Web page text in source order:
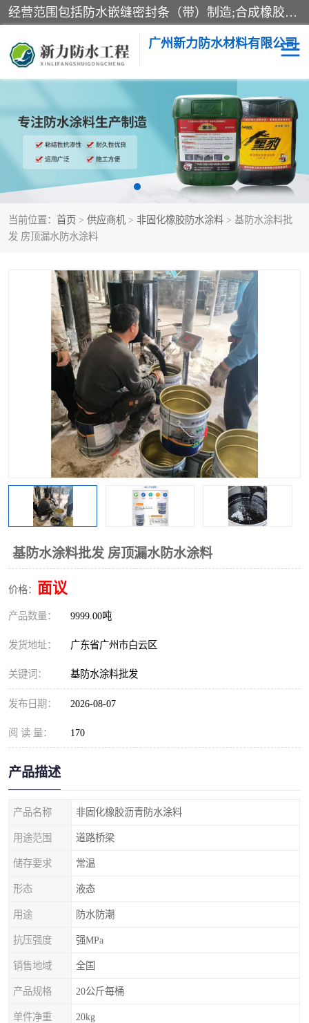
经营范围包括防水嵌缝密封条（带）制造;合成橡胶制造（监控化学品、危险化学品除外）;沥青混合物制造;防水胶粘带制造;其他合成材料制造（监控化学品、危险化学品除外）;涂料制造（监控化学品、危险化学品除外）;建筑结构防水补漏;防水建筑材料制造;粘合剂制造（监控化学品、危险化学品除外）;涂料零售;广州新力防水材料有限公司具有1处分支机构。
广州新力防水材料有限公司
当前位置： 首页 > 供应商机 > 非固化橡胶防水涂料 > 基防水涂料批
发 房顶漏水防水涂料
基防水涂料批发 房顶漏水防水涂料
价格： 面议
产品数量： 9999.00吨
发货地址： 广东省广州市白云区
关键词： 基防水涂料批发
发布日期： 2026-08-07
阅 读 量： 170
产品描述
产品名称 非固化橡胶沥青防水涂料
用途范围 道路桥梁
储存要求 常温
形态 液态
用途 防水防潮
抗压强度 强MPa
销售地域 全国
产品规格 20公斤每桶
单件净重 20kg
黑豹防水胶 建筑108胶水
乳化沥青防水涂料 自粘卷材
非固化橡胶防水涂料